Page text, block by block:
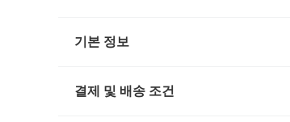
기본 정보
결제 및 배송 조건